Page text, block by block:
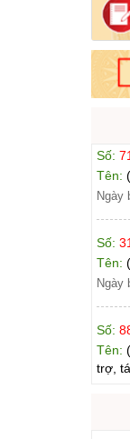
Tên:
đai
Ngày
Số:
Số:
Tên:
Ngày
Số:
Tên:
trợ,
Ngày
Số:
số